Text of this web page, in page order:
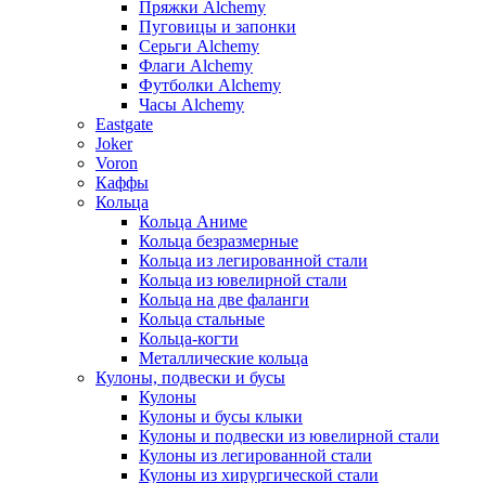
Пряжки Alchemy
Пуговицы и запонки
Серьги Alchemy
Флаги Alchemy
Футболки Alchemy
Часы Alchemy
Eastgate
Joker
Voron
Каффы
Кольца
Кольца Аниме
Кольца безразмерные
Кольца из легированной стали
Кольца из ювелирной стали
Кольца на две фаланги
Кольца стальные
Кольца-когти
Металлические кольца
Кулоны, подвески и бусы
Кулоны
Кулоны и бусы клыки
Кулоны и подвески из ювелирной стали
Кулоны из легированной стали
Кулоны из хирургической стали